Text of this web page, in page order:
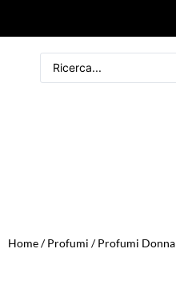
Home/Profumi /Profumi Donna